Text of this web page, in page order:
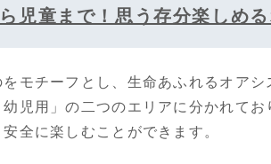
児童まで！思う存分楽しめ
モチーフとし、生命あふれるオア
児用」の二つのエリアに分かれてお
全に楽しむことができます。